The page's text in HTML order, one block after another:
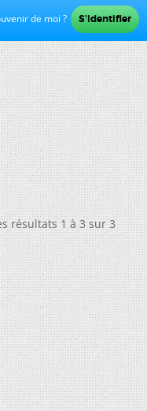
de moi ?
résultats 1 à 3 sur 3